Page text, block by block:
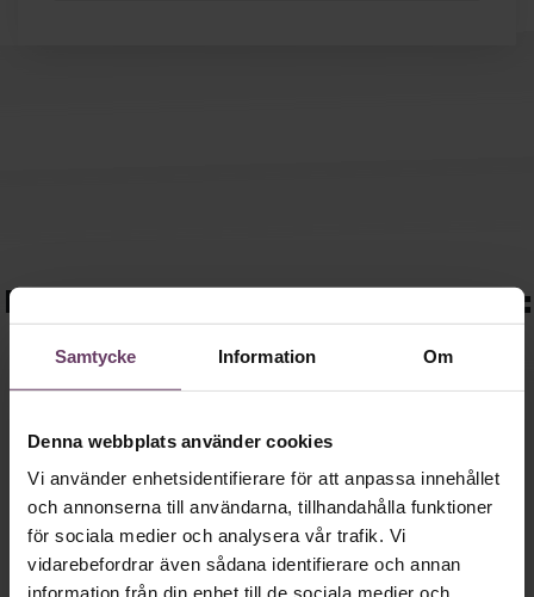
Samtycke Information Om
Denna webbplats använder cookies
Vi använder enhetsidentifierare för att anpassa innehållet
och annonserna till användarna, tillhandahålla funktioner
för sociala medier och analysera vår trafik. Vi
vidarebefordrar även sådana identifierare och annan
information från din enhet till de sociala medier och
Du kanske också är intresserad av: